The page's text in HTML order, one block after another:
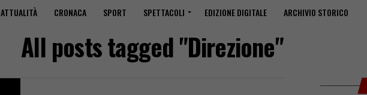
ATTUALITÀ CRONACA SPORT SPETTACOLI EDIZIONE DIGITALE ARCHIVIO STORICO
All posts tagged "Direzione"